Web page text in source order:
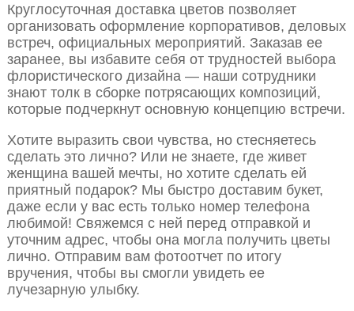
Круглосуточная доставка цветов позволяет
организовать оформление корпоративов, деловых
встреч, официальных мероприятий. Заказав ее
заранее, вы избавите себя от трудностей выбора
флористического дизайна — наши сотрудники
знают толк в сборке потрясающих композиций,
которые подчеркнут основную концепцию встречи.
Хотите выразить свои чувства, но стесняетесь
сделать это лично? Или не знаете, где живет
женщина вашей мечты, но хотите сделать ей
приятный подарок? Мы быстро доставим букет,
даже если у вас есть только номер телефона
любимой! Свяжемся с ней перед отправкой и
уточним адрес, чтобы она могла получить цветы
лично. Отправим вам фотоотчет по итогу
вручения, чтобы вы смогли увидеть ее
лучезарную улыбку.